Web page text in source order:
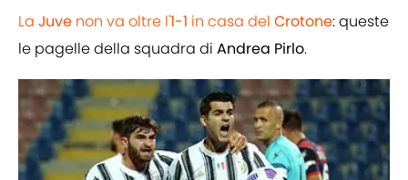
La Juve non va oltre l'1-1 in casa del Crotone: queste
le pagelle della squadra di Andrea Pirlo.